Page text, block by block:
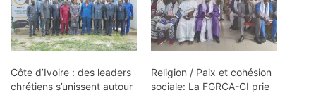
Côte d’Ivoire : des leaders
chrétiens s’unissent autour
Religion / Paix et cohésion
sociale: La FGRCA-CI prie